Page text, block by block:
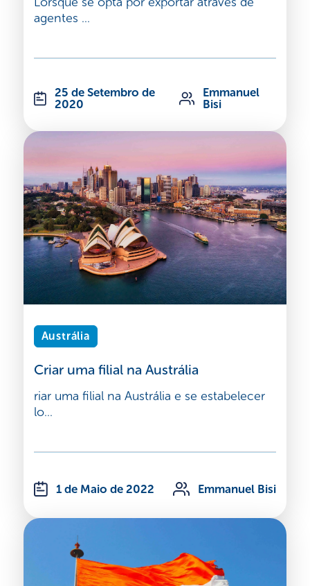
agentes ...
25 de Setembro de
2020
Emmanuel
Bisi
Austrália
Criar uma filial na Austrália
riar uma filial na Austrália e se estabelecer
lo...
1 de Maio de 2022 Emmanuel Bisi